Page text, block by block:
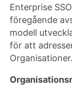
Enterprise
föregående
modell
för att
Organisationer.